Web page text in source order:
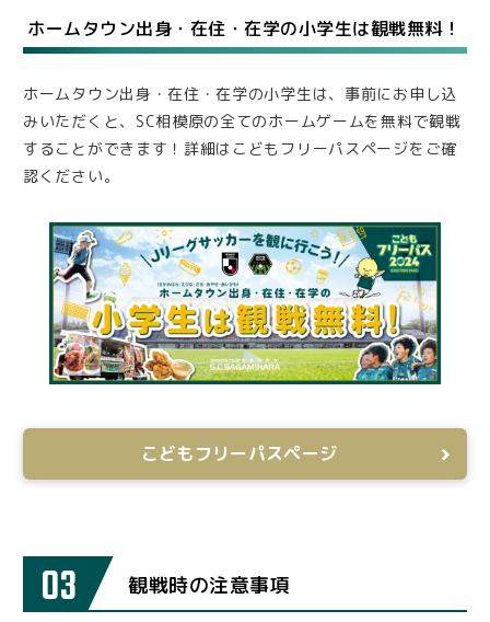
ホームタウン出身・在住・在学の小学生は観戦無料！
ホームタウン出身・在住・在学の小学生は、事前にお申し込
みいただくと、SC相模原の全てのホームゲームを無料で観戦
することができます！詳細はこどもフリーパスページをご確
認ください。
こどもフリーパスページ
03 観戦時の注意事項